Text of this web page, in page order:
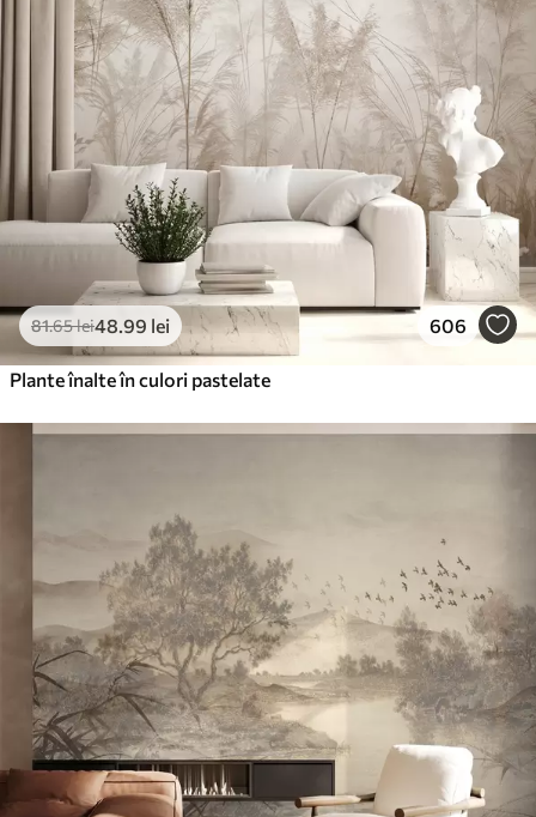
81.65lei48 .99 lei 606
Plante înalte în culori pastelate